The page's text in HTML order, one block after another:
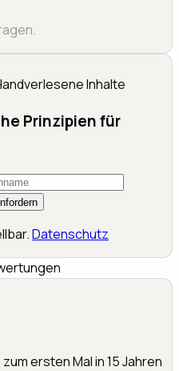
Inhalte
Prinzipien für
Datenschutz
ersten Mal in 15 Jahren